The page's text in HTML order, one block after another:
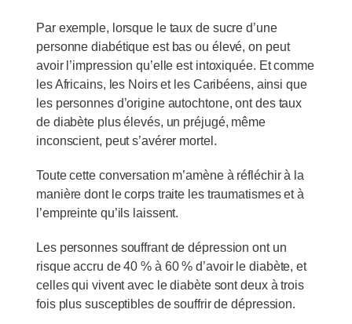
Par exemple, lorsque le taux de sucre d’une
personne diabétique est bas ou élevé, on peut
avoir l’impression qu’elle est intoxiquée. Et comme
les Africains, les Noirs et les Caribéens, ainsi que
les personnes d’origine autochtone, ont des taux
de diabète plus élevés, un préjugé, même
inconscient, peut s’avérer mortel.
Toute cette conversation m’amène à réfléchir à la
manière dont le corps traite les traumatismes et à
l’empreinte qu’ils laissent.
Les personnes souffrant de dépression ont un
risque accru de 40 % à 60 % d’avoir le diabète, et
celles qui vivent avec le diabète sont deux à trois
fois plus susceptibles de souffrir de dépression.